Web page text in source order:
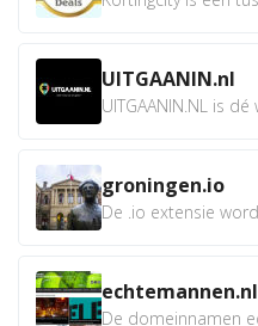
UITGAANIN.nl
groningen.io
echtemannen.nl